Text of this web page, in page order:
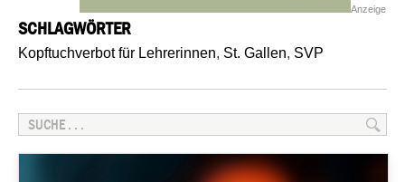
Anzeige
SCHLAGWÖRTER
Kopftuchverbot für Lehrerinnen, St. Gallen, SVP